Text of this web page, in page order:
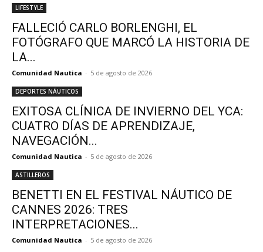
LIFESTYLE
FALLECIÓ CARLO BORLENGHI, EL
FOTÓGRAFO QUE MARCÓ LA HISTORIA DE
LA...
Comunidad Nautica - 5 de agosto de 2026
DEPORTES NÁUTICOS
EXITOSA CLÍNICA DE INVIERNO DEL YCA:
CUATRO DÍAS DE APRENDIZAJE,
NAVEGACIÓN...
Comunidad Nautica - 5 de agosto de 2026
ASTILLEROS
BENETTI EN EL FESTIVAL NÁUTICO DE
CANNES 2026: TRES
INTERPRETACIONES...
Comunidad Nautica - 5 de agosto de 2026